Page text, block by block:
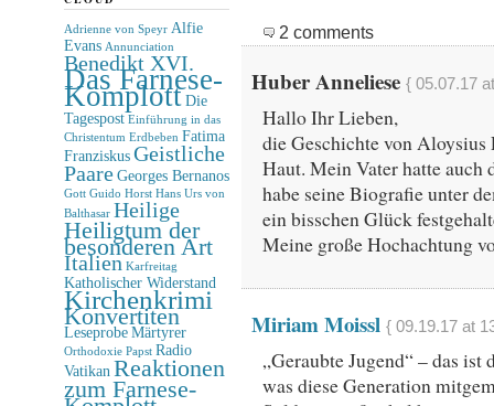
2 comments
Huber Anneliese { 05.07.17
Hallo Ihr Lieben,
die Geschichte von
Haut. Mein Vater hatte auch
habe seine Biografie unter
ein bisschen Glück
Meine große Hochachtung
Miriam Moissl { 09.19.17 at
„Geraubte Jugend“ – das ist
was diese Generation
Adrienne von Speyr Alfie
Evans Annunciation
Benedikt XVI.
Das Farnese-
Komplott Die
Tagespost Einführung in das
Christentum Erdbeben Fatima
Franziskus Geistliche
Paare Georges Bernanos
Gott Guido Horst Hans Urs von
Balthasar Heilige
Heiligtum der
besonderen Art
Italien Karfreitag
Katholischer Widerstand
Kirchenkrimi
Konvertiten
Leseprobe Märtyrer
Orthodoxie Papst Radio
Vatikan Reaktionen
zum Farnese-